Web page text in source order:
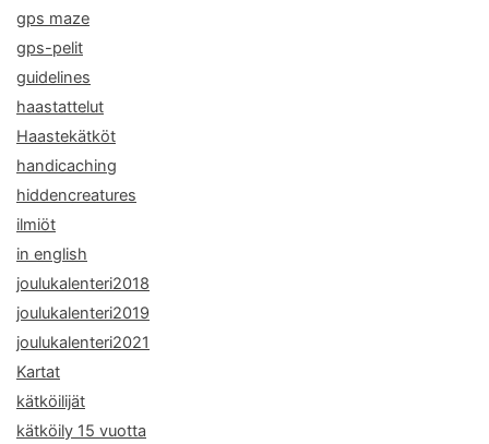
gps maze
gps-pelit
guidelines
haastattelut
Haastekätköt
handicaching
hiddencreatures
ilmiöt
in english
joulukalenteri2018
joulukalenteri2019
joulukalenteri2021
Kartat
kätköilijät
kätköily 15 vuotta